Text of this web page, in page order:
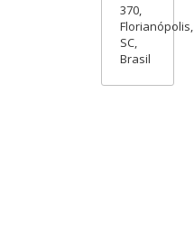
370,
Florianópolis,
SC,
Brasil